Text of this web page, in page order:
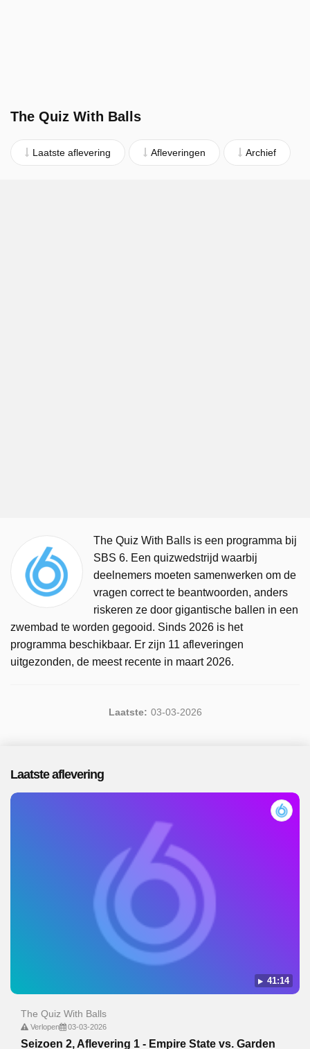
The Quiz With Balls
Laatste aflevering Afleveringen Archief
The Quiz With Balls is een programma bij
SBS 6. Een quizwedstrijd waarbij
deelnemers moeten samenwerken om de
vragen correct te beantwoorden, anders
riskeren ze door gigantische ballen in een
zwembad te worden gegooid. Sinds 2026 is het
programma beschikbaar. Er zijn 11 afleveringen
uitgezonden, de meest recente in maart 2026.
Laatste: 03-03-2026
Laatste aflevering
41:14
The Quiz With Balls
Verlopen 03-03-2026
Seizoen 2, Aflevering 1 - Empire State vs. Garden